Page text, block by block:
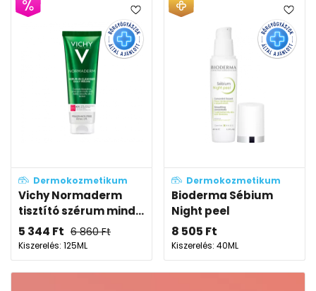
Dermokozmetikum
Vichy Normaderm
tisztító szérum mind...
5 344 Ft 6 860Ft
Kiszerelés: 125ML
Dermokozmetikum
Bioderma Sébium
Night peel
8 505 Ft
Kiszerelés: 40ML